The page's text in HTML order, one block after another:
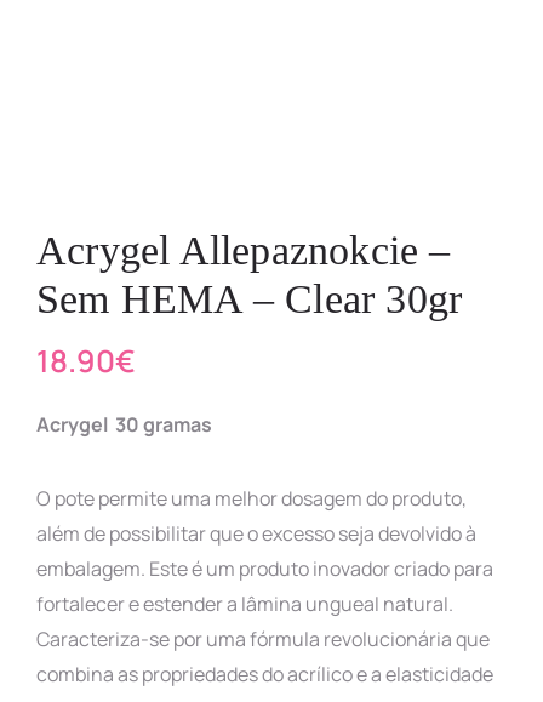
Acrygel Allepaznokcie –
Sem HEMA – Clear 30gr
18.90€
Acrygel 30 gramas
O pote permite uma melhor dosagem do produto,
além de possibilitar que o excesso seja devolvido à
embalagem. Este é um produto inovador criado para
fortalecer e estender a lâmina ungueal natural.
Caracteriza-se por uma fórmula revolucionária que
combina as propriedades do acrílico e a elasticidade